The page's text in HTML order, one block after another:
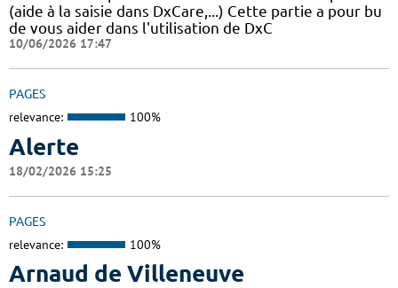
(aide à la saisie dans DxCare,...) Cette partie a pour bu
de vous aider dans l'utilisation de DxC
10/06/2026 17:47
PAGES
relevance: 100%
Alerte
18/02/2026 15:25
PAGES
relevance: 100%
Arnaud de Villeneuve